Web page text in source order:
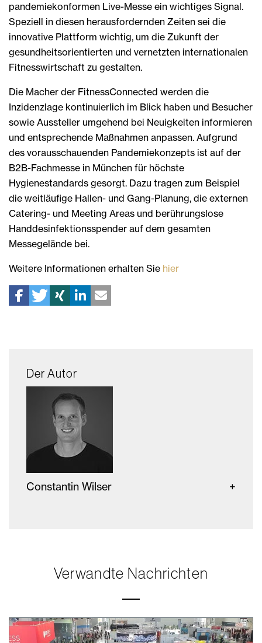
pandemiekonformen Live-Messe ein wichtiges Signal.
Speziell in diesen herausfordernden Zeiten sei die
innovative Plattform wichtig, um die Zukunft der
gesundheitsorientierten und vernetzten internationalen
Fitnesswirtschaft zu gestalten.
Die Macher der FitnessConnected werden die
Inzidenzlage kontinuierlich im Blick haben und Besucher
sowie Aussteller umgehend bei Neuigkeiten informieren
und entsprechende Maßnahmen anpassen. Aufgrund
des vorausschauenden Pandemiekonzepts ist auf der
B2B-Fachmesse in München für höchste
Hygienestandards gesorgt. Dazu tragen zum Beispiel
die weitläufige Hallen- und Gang-Planung, die externen
Catering- und Meeting Areas und berührungslose
Handdesinfektionsspender auf dem gesamten
Messegelände bei.
Weitere Informationen erhalten Sie hier
Der Autor
Constantin Wilser
Verwandte Nachrichten